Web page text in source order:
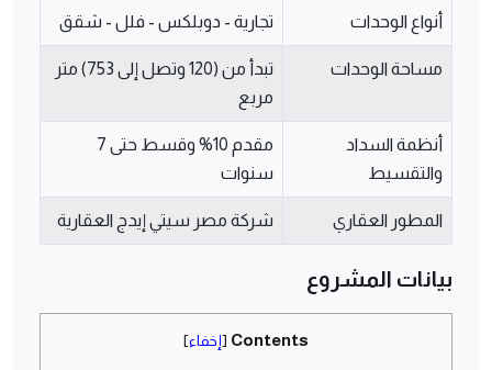
أنواع الوحدات تجارية - دوبلكس - فلل - شقق
مساحة الوحدات
تبدأ من (120 وتصل إلى 753) متر
مربع
أنظمة السداد
والتقسيط
مقدم 10% وقسط حتى 7
سنوات
المطور العقاري شركة مصر سيتي إيدج العقارية
بيانات المشروع
Contents
[إخفاء]